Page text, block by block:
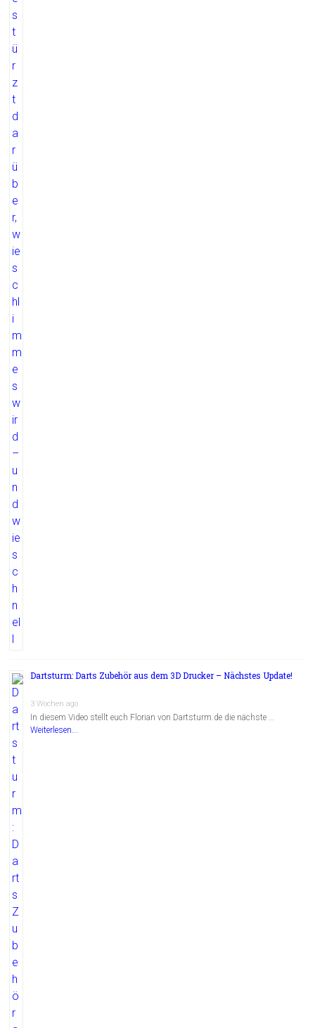
Dartsturm: Darts Zubehör aus dem 3D Drucker – Nächstes Update!
3 Wochen ago
In diesem Video stellt euch Florian von Dartsturm.de die nächste …
Weiterlesen...